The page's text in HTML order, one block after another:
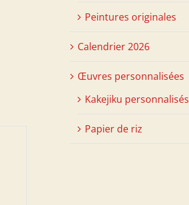
Peintures originales
Calendrier 2026
Œuvres personnalisées
Kakejiku personnalisés
Papier de riz